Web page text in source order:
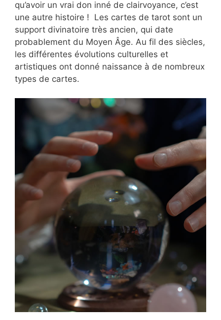
qu’avoir un vrai don inné de clairvoyance, c’est
une autre histoire ! Les cartes de tarot sont un
support divinatoire très ancien, qui date
probablement du Moyen Âge. Au fil des siècles,
les différentes évolutions culturelles et
artistiques ont donné naissance à de nombreux
types de cartes.